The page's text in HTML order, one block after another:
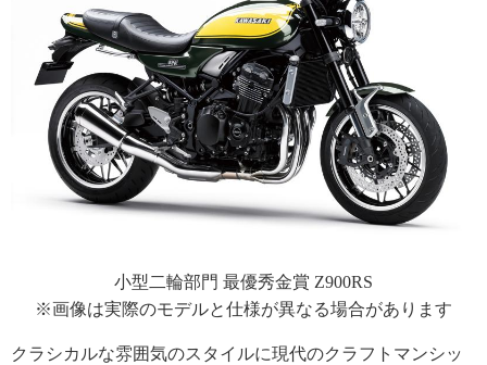
小型二輪部門 最優秀金賞 Z900RS
※画像は実際のモデルと仕様が異なる場合があります
クラシカルな雰囲気のスタイルに現代のクラフトマンシッ